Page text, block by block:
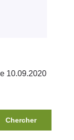
10.09.2020